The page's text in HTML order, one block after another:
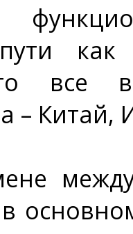
как
все
–